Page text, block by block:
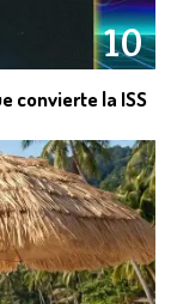
10
convierte la ISS